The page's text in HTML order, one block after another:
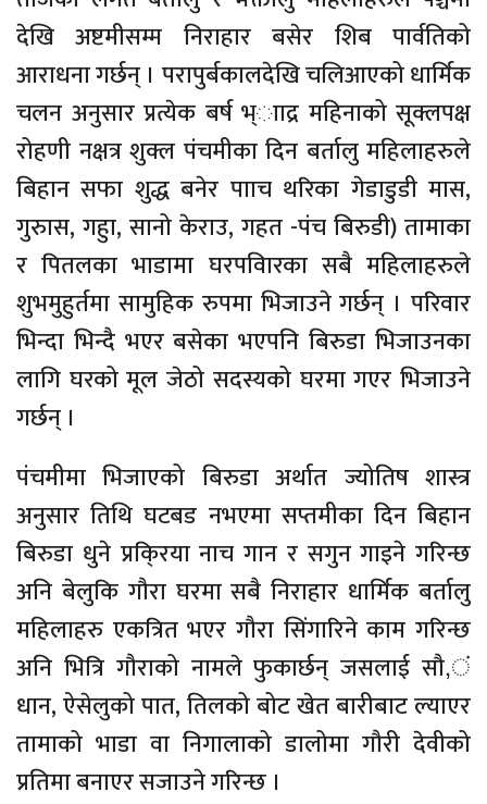
देखि अष्टमीसम्म निराहार बसेर शिब पार्वतिको
आराधना गर्छन् । परापुर्बकालदेखि चलिआएको धार्मिक
चलन अनुसार प्रत्येक बर्ष भ्ााद्र महिनाको सूक्लपक्ष
रोहणी नक्षत्र शुक्ल पंचमीका दिन बर्तालु महिलाहरुले
बिहान सफा शुद्ध बनेर पााच थरिका गेडाडुडी मास,
गुरुास, गहुा, सानो केराउ, गहत -पंच बिरुडी) तामाका
र पितलका भाडामा घरपविारका सबै महिलाहरुले
शुभमुहुर्तमा सामुहिक रुपमा भिजाउने गर्छन् । परिवार
भिन्दा भिन्दै भएर बसेका भएपनि बिरुडा भिजाउनका
लागि घरको मूल जेठो सदस्यको घरमा गएर भिजाउने
गर्छन् ।
पंचमीमा भिजाएको बिरुडा अर्थात ज्योतिष शास्त्र
अनुसार तिथि घटबड नभएमा सप्तमीका दिन बिहान
बिरुडा धुने प्रकि्रया नाच गान र सगुन गाइने गरिन्छ
अनि बेलुकि गौरा घरमा सबै निराहार धार्मिक बर्तालु
महिलाहरु एकत्रित भएर गौरा सिंगारिने काम गरिन्छ
अनि भित्रि गौराको नामले फुकार्छन् जसलाई सौ,ं
धान, ऐसेलुको पात, तिलको बोट खेत बारीबाट ल्याएर
तामाको भाडा वा निगालाको डालोमा गौरी देवीको
प्रतिमा बनाएर सजाउने गरिन्छ ।